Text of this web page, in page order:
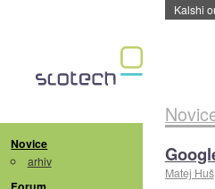
Kalshi
Novice
arhiv
Matej Huš